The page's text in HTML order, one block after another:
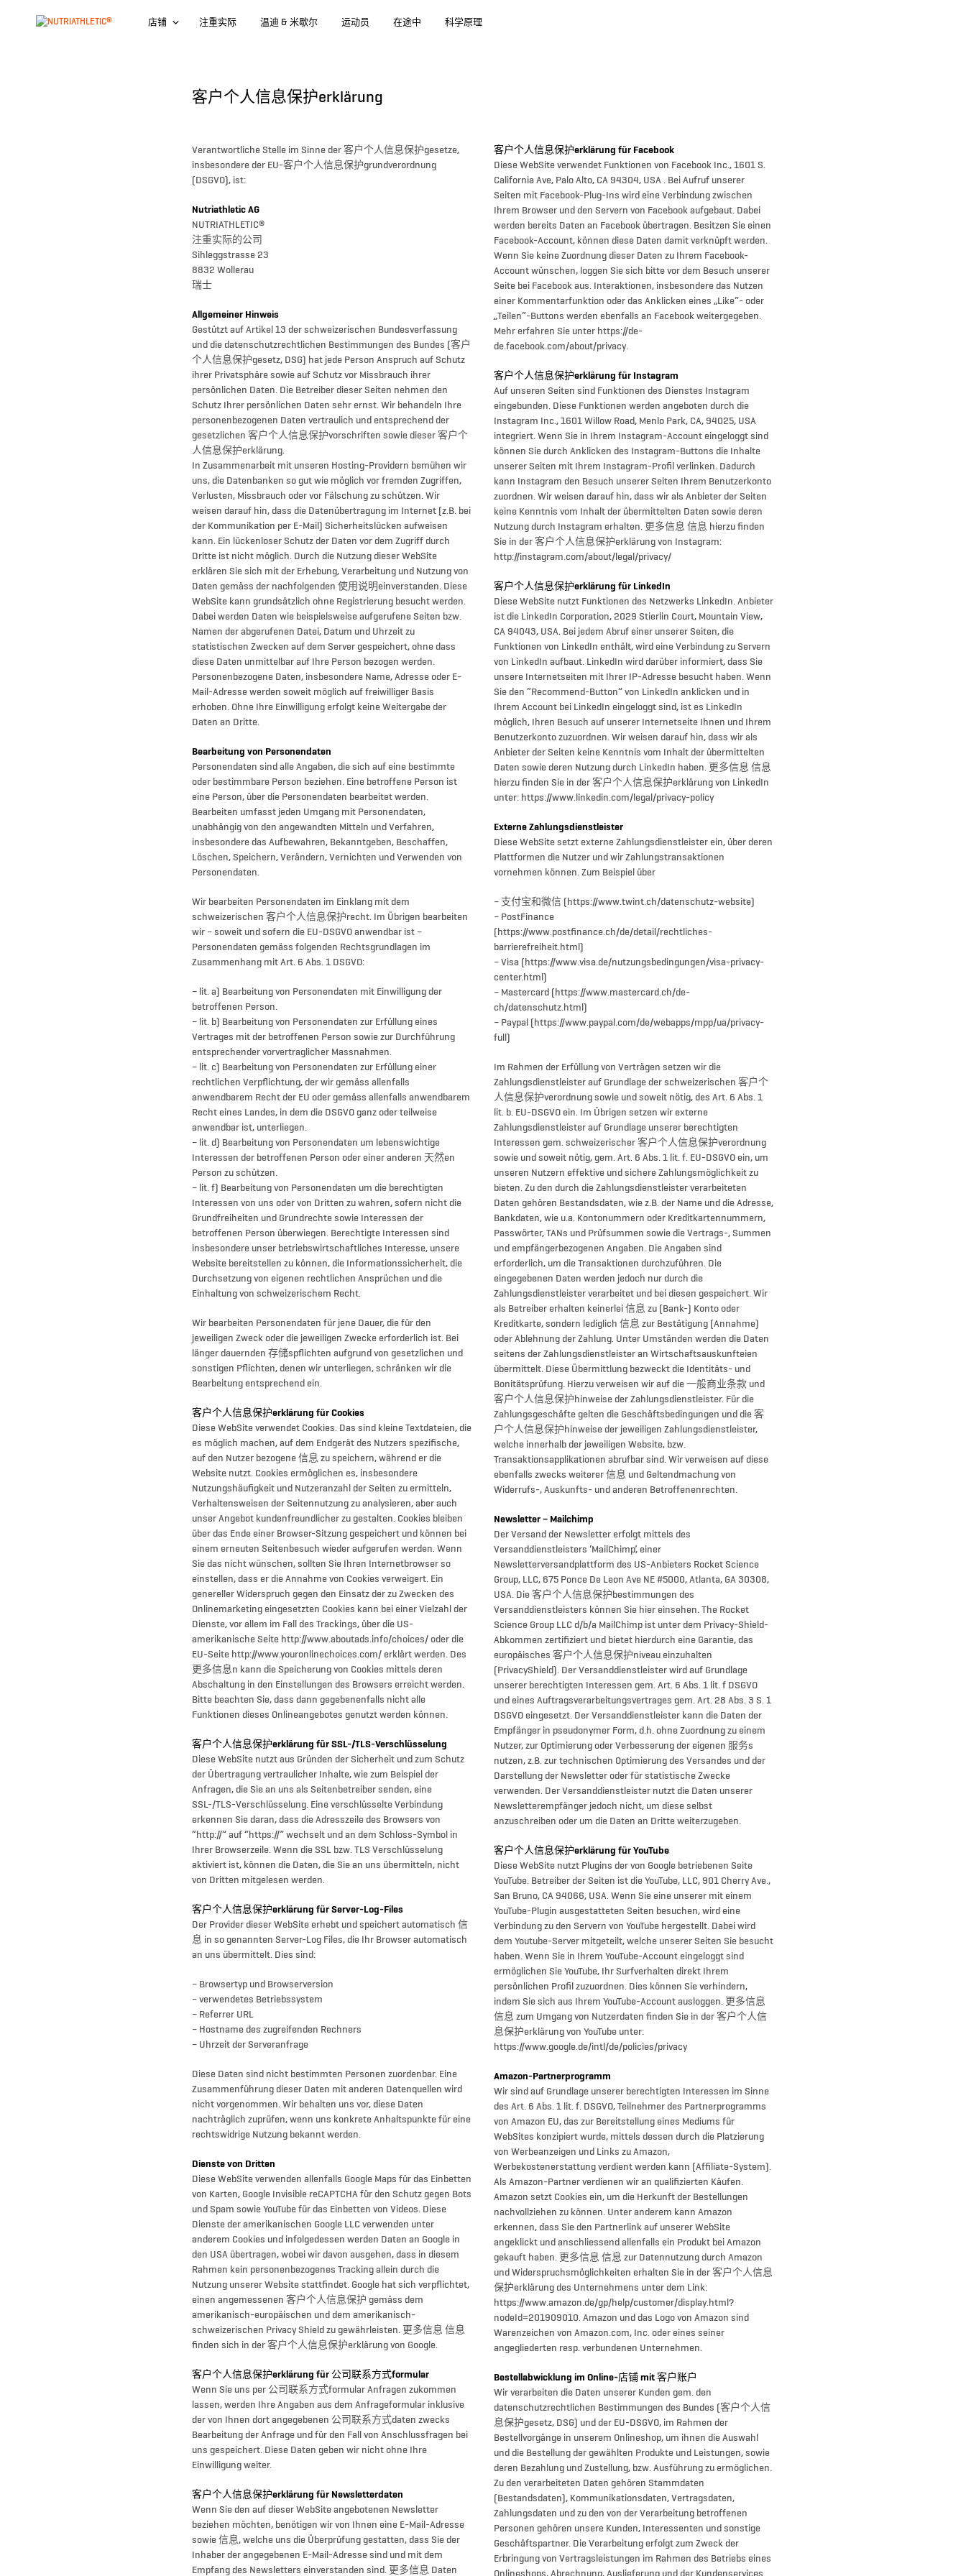
店铺 注重实际 温迪 & 米歇尔 运动员 在途中 科学原理
客户个人信息保护erklärung
Verantwortliche Stelle im Sinne der 客户个人信息保护gesetze,
insbesondere der EU-客户个人信息保护grundverordnung
(DSGVO), ist:
Nutriathletic AG
NUTRIATHLETIC®
注重实际的公司
Sihleggstrasse 23
8832 Wollerau
瑞士
Allgemeiner Hinweis
Gestützt auf Artikel 13 der schweizerischen Bundesverfassung
und die datenschutzrechtlichen Bestimmungen des Bundes (客户
个人信息保护gesetz, DSG) hat jede Person Anspruch auf Schutz
ihrer Privatsphäre sowie auf Schutz vor Missbrauch ihrer
persönlichen Daten. Die Betreiber dieser Seiten nehmen den
Schutz Ihrer persönlichen Daten sehr ernst. Wir behandeln Ihre
personenbezogenen Daten vertraulich und entsprechend der
gesetzlichen 客户个人信息保护vorschriften sowie dieser 客户个
人信息保护erklärung.
In Zusammenarbeit mit unseren Hosting-Providern bemühen wir
uns, die Datenbanken so gut wie möglich vor fremden Zugriffen,
Verlusten, Missbrauch oder vor Fälschung zu schützen. Wir
weisen darauf hin, dass die Datenübertragung im Internet (z.B. bei
der Kommunikation per E-Mail) Sicherheitslücken aufweisen
kann. Ein lückenloser Schutz der Daten vor dem Zugriff durch
Dritte ist nicht möglich. Durch die Nutzung dieser WebSite
erklären Sie sich mit der Erhebung, Verarbeitung und Nutzung von
Daten gemäss der nachfolgenden 使用说明einverstanden. Diese
WebSite kann grundsätzlich ohne Registrierung besucht werden.
Dabei werden Daten wie beispielsweise aufgerufene Seiten bzw.
Namen der abgerufenen Datei, Datum und Uhrzeit zu
statistischen Zwecken auf dem Server gespeichert, ohne dass
diese Daten unmittelbar auf Ihre Person bezogen werden.
Personenbezogene Daten, insbesondere Name, Adresse oder E-
Mail-Adresse werden soweit möglich auf freiwilliger Basis
erhoben. Ohne Ihre Einwilligung erfolgt keine Weitergabe der
Daten an Dritte.
Bearbeitung von Personendaten
Personendaten sind alle Angaben, die sich auf eine bestimmte
oder bestimmbare Person beziehen. Eine betroffene Person ist
eine Person, über die Personendaten bearbeitet werden.
Bearbeiten umfasst jeden Umgang mit Personendaten,
unabhängig von den angewandten Mitteln und Verfahren,
insbesondere das Aufbewahren, Bekanntgeben, Beschaffen,
Löschen, Speichern, Verändern, Vernichten und Verwenden von
Personendaten.
Wir bearbeiten Personendaten im Einklang mit dem
schweizerischen 客户个人信息保护recht. Im Übrigen bearbeiten
wir – soweit und sofern die EU-DSGVO anwendbar ist –
Personendaten gemäss folgenden Rechtsgrundlagen im
Zusammenhang mit Art. 6 Abs. 1 DSGVO:
– lit. a) Bearbeitung von Personendaten mit Einwilligung der
betroffenen Person.
– lit. b) Bearbeitung von Personendaten zur Erfüllung eines
Vertrages mit der betroffenen Person sowie zur Durchführung
entsprechender vorvertraglicher Massnahmen.
– lit. c) Bearbeitung von Personendaten zur Erfüllung einer
rechtlichen Verpflichtung, der wir gemäss allenfalls
anwendbarem Recht der EU oder gemäss allenfalls anwendbarem
Recht eines Landes, in dem die DSGVO ganz oder teilweise
anwendbar ist, unterliegen.
– lit. d) Bearbeitung von Personendaten um lebenswichtige
Interessen der betroffenen Person oder einer anderen 天然en
Person zu schützen.
– lit. f) Bearbeitung von Personendaten um die berechtigten
Interessen von uns oder von Dritten zu wahren, sofern nicht die
Grundfreiheiten und Grundrechte sowie Interessen der
betroffenen Person überwiegen. Berechtigte Interessen sind
insbesondere unser betriebswirtschaftliches Interesse, unsere
Website bereitstellen zu können, die Informationssicherheit, die
Durchsetzung von eigenen rechtlichen Ansprüchen und die
Einhaltung von schweizerischem Recht.
Wir bearbeiten Personendaten für jene Dauer, die für den
jeweiligen Zweck oder die jeweiligen Zwecke erforderlich ist. Bei
länger dauernden 存储spflichten aufgrund von gesetzlichen und
sonstigen Pflichten, denen wir unterliegen, schränken wir die
Bearbeitung entsprechend ein.
客户个人信息保护erklärung für Cookies
Diese WebSite verwendet Cookies. Das sind kleine Textdateien, die
es möglich machen, auf dem Endgerät des Nutzers spezifische,
auf den Nutzer bezogene 信息 zu speichern, während er die
Website nutzt. Cookies ermöglichen es, insbesondere
Nutzungshäufigkeit und Nutzeranzahl der Seiten zu ermitteln,
Verhaltensweisen der Seitennutzung zu analysieren, aber auch
unser Angebot kundenfreundlicher zu gestalten. Cookies bleiben
über das Ende einer Browser-Sitzung gespeichert und können bei
einem erneuten Seitenbesuch wieder aufgerufen werden. Wenn
Sie das nicht wünschen, sollten Sie Ihren Internetbrowser so
einstellen, dass er die Annahme von Cookies verweigert. Ein
genereller Widerspruch gegen den Einsatz der zu Zwecken des
Onlinemarketing eingesetzten Cookies kann bei einer Vielzahl der
Dienste, vor allem im Fall des Trackings, über die US-
amerikanische Seite http://www.aboutads.info/choices/ oder die
EU-Seite http://www.youronlinechoices.com/ erklärt werden. Des
更多信息n kann die Speicherung von Cookies mittels deren
Abschaltung in den Einstellungen des Browsers erreicht werden.
Bitte beachten Sie, dass dann gegebenenfalls nicht alle
Funktionen dieses Onlineangebotes genutzt werden können.
客户个人信息保护erklärung für SSL-/TLS-Verschlüsselung
Diese WebSite nutzt aus Gründen der Sicherheit und zum Schutz
der Übertragung vertraulicher Inhalte, wie zum Beispiel der
Anfragen, die Sie an uns als Seitenbetreiber senden, eine
SSL-/TLS-Verschlüsselung. Eine verschlüsselte Verbindung
erkennen Sie daran, dass die Adresszeile des Browsers von
“http://” auf “https://” wechselt und an dem Schloss-Symbol in
Ihrer Browserzeile. Wenn die SSL bzw. TLS Verschlüsselung
aktiviert ist, können die Daten, die Sie an uns übermitteln, nicht
von Dritten mitgelesen werden.
客户个人信息保护erklärung für Server-Log-Files
Der Provider dieser WebSite erhebt und speichert automatisch 信
息 in so genannten Server-Log Files, die Ihr Browser automatisch
an uns übermittelt. Dies sind:
– Browsertyp und Browserversion
– verwendetes Betriebssystem
– Referrer URL
– Hostname des zugreifenden Rechners
– Uhrzeit der Serveranfrage
Diese Daten sind nicht bestimmten Personen zuordenbar. Eine
Zusammenführung dieser Daten mit anderen Datenquellen wird
nicht vorgenommen. Wir behalten uns vor, diese Daten
nachträglich zuprüfen, wenn uns konkrete Anhaltspunkte für eine
rechtswidrige Nutzung bekannt werden.
Dienste von Dritten
Diese WebSite verwenden allenfalls Google Maps für das Einbetten
von Karten, Google Invisible reCAPTCHA für den Schutz gegen Bots
und Spam sowie YouTube für das Einbetten von Videos. Diese
Dienste der amerikanischen Google LLC verwenden unter
anderem Cookies und infolgedessen werden Daten an Google in
den USA übertragen, wobei wir davon ausgehen, dass in diesem
Rahmen kein personenbezogenes Tracking allein durch die
Nutzung unserer Website stattfindet. Google hat sich verpflichtet,
einen angemessenen 客户个人信息保护 gemäss dem
amerikanisch-europäischen und dem amerikanisch-
schweizerischen Privacy Shield zu gewährleisten. 更多信息 信息
finden sich in der 客户个人信息保护erklärung von Google.
客户个人信息保护erklärung für 公司联系方式formular
Wenn Sie uns per 公司联系方式formular Anfragen zukommen
lassen, werden Ihre Angaben aus dem Anfrageformular inklusive
der von Ihnen dort angegebenen 公司联系方式daten zwecks
Bearbeitung der Anfrage und für den Fall von Anschlussfragen bei
uns gespeichert. Diese Daten geben wir nicht ohne Ihre
Einwilligung weiter.
客户个人信息保护erklärung für Newsletterdaten
Wenn Sie den auf dieser WebSite angebotenen Newsletter
beziehen möchten, benötigen wir von Ihnen eine E-Mail-Adresse
sowie 信息, welche uns die Überprüfung gestatten, dass Sie der
Inhaber der angegebenen E-Mail-Adresse sind und mit dem
Empfang des Newsletters einverstanden sind. 更多信息 Daten
客户个人信息保护erklärung für Facebook
Diese WebSite verwendet Funktionen von Facebook Inc., 1601 S.
California Ave, Palo Alto, CA 94304, USA . Bei Aufruf unserer
Seiten mit Facebook-Plug-Ins wird eine Verbindung zwischen
Ihrem Browser und den Servern von Facebook aufgebaut. Dabei
werden bereits Daten an Facebook übertragen. Besitzen Sie einen
Facebook-Account, können diese Daten damit verknüpft werden.
Wenn Sie keine Zuordnung dieser Daten zu Ihrem Facebook-
Account wünschen, loggen Sie sich bitte vor dem Besuch unserer
Seite bei Facebook aus. Interaktionen, insbesondere das Nutzen
einer Kommentarfunktion oder das Anklicken eines „Like“- oder
„Teilen“-Buttons werden ebenfalls an Facebook weitergegeben.
Mehr erfahren Sie unter https://de-
de.facebook.com/about/privacy.
客户个人信息保护erklärung für Instagram
Auf unseren Seiten sind Funktionen des Dienstes Instagram
eingebunden. Diese Funktionen werden angeboten durch die
Instagram Inc., 1601 Willow Road, Menlo Park, CA, 94025, USA
integriert. Wenn Sie in Ihrem Instagram-Account eingeloggt sind
können Sie durch Anklicken des Instagram-Buttons die Inhalte
unserer Seiten mit Ihrem Instagram-Profil verlinken. Dadurch
kann Instagram den Besuch unserer Seiten Ihrem Benutzerkonto
zuordnen. Wir weisen darauf hin, dass wir als Anbieter der Seiten
keine Kenntnis vom Inhalt der übermittelten Daten sowie deren
Nutzung durch Instagram erhalten. 更多信息 信息 hierzu finden
Sie in der 客户个人信息保护erklärung von Instagram:
http://instagram.com/about/legal/privacy/
客户个人信息保护erklärung für LinkedIn
Diese WebSite nutzt Funktionen des Netzwerks LinkedIn. Anbieter
ist die LinkedIn Corporation, 2029 Stierlin Court, Mountain View,
CA 94043, USA. Bei jedem Abruf einer unserer Seiten, die
Funktionen von LinkedIn enthält, wird eine Verbindung zu Servern
von LinkedIn aufbaut. LinkedIn wird darüber informiert, dass Sie
unsere Internetseiten mit Ihrer IP-Adresse besucht haben. Wenn
Sie den “Recommend-Button” von LinkedIn anklicken und in
Ihrem Account bei LinkedIn eingeloggt sind, ist es LinkedIn
möglich, Ihren Besuch auf unserer Internetseite Ihnen und Ihrem
Benutzerkonto zuzuordnen. Wir weisen darauf hin, dass wir als
Anbieter der Seiten keine Kenntnis vom Inhalt der übermittelten
Daten sowie deren Nutzung durch LinkedIn haben. 更多信息 信息
hierzu finden Sie in der 客户个人信息保护erklärung von LinkedIn
unter: https://www.linkedin.com/legal/privacy-policy
Externe Zahlungsdienstleister
Diese WebSite setzt externe Zahlungsdienstleister ein, über deren
Plattformen die Nutzer und wir Zahlungstransaktionen
vornehmen können. Zum Beispiel über
– 支付宝和微信 (https://www.twint.ch/datenschutz-website)
– PostFinance
(https://www.postfinance.ch/de/detail/rechtliches-
barrierefreiheit.html)
– Visa (https://www.visa.de/nutzungsbedingungen/visa-privacy-
center.html)
– Mastercard (https://www.mastercard.ch/de-
ch/datenschutz.html)
– Paypal (https://www.paypal.com/de/webapps/mpp/ua/privacy-
full)
Im Rahmen der Erfüllung von Verträgen setzen wir die
Zahlungsdienstleister auf Grundlage der schweizerischen 客户个
人信息保护verordnung sowie und soweit nötig, des Art. 6 Abs. 1
lit. b. EU-DSGVO ein. Im Übrigen setzen wir externe
Zahlungsdienstleister auf Grundlage unserer berechtigten
Interessen gem. schweizerischer 客户个人信息保护verordnung
sowie und soweit nötig, gem. Art. 6 Abs. 1 lit. f. EU-DSGVO ein, um
unseren Nutzern effektive und sichere Zahlungsmöglichkeit zu
bieten. Zu den durch die Zahlungsdienstleister verarbeiteten
Daten gehören Bestandsdaten, wie z.B. der Name und die Adresse,
Bankdaten, wie u.a. Kontonummern oder Kreditkartennummern,
Passwörter, TANs und Prüfsummen sowie die Vertrags-, Summen
und empfängerbezogenen Angaben. Die Angaben sind
erforderlich, um die Transaktionen durchzuführen. Die
eingegebenen Daten werden jedoch nur durch die
Zahlungsdienstleister verarbeitet und bei diesen gespeichert. Wir
als Betreiber erhalten keinerlei 信息 zu (Bank-) Konto oder
Kreditkarte, sondern lediglich 信息 zur Bestätigung (Annahme)
oder Ablehnung der Zahlung. Unter Umständen werden die Daten
seitens der Zahlungsdienstleister an Wirtschaftsauskunfteien
übermittelt. Diese Übermittlung bezweckt die Identitäts- und
Bonitätsprüfung. Hierzu verweisen wir auf die 一般商业条款 und
客户个人信息保护hinweise der Zahlungsdienstleister. Für die
Zahlungsgeschäfte gelten die Geschäftsbedingungen und die 客
户个人信息保护hinweise der jeweiligen Zahlungsdienstleister,
welche innerhalb der jeweiligen Website, bzw.
Transaktionsapplikationen abrufbar sind. Wir verweisen auf diese
ebenfalls zwecks weiterer 信息 und Geltendmachung von
Widerrufs-, Auskunfts- und anderen Betroffenenrechten.
Newsletter – Mailchimp
Der Versand der Newsletter erfolgt mittels des
Versanddienstleisters ‘MailChimp’, einer
Newsletterversandplattform des US-Anbieters Rocket Science
Group, LLC, 675 Ponce De Leon Ave NE #5000, Atlanta, GA 30308,
USA. Die 客户个人信息保护bestimmungen des
Versanddienstleisters können Sie hier einsehen. The Rocket
Science Group LLC d/b/a MailChimp ist unter dem Privacy-Shield-
Abkommen zertifiziert und bietet hierdurch eine Garantie, das
europäisches 客户个人信息保护niveau einzuhalten
(PrivacyShield). Der Versanddienstleister wird auf Grundlage
unserer berechtigten Interessen gem. Art. 6 Abs. 1 lit. f DSGVO
und eines Auftragsverarbeitungsvertrages gem. Art. 28 Abs. 3 S. 1
DSGVO eingesetzt. Der Versanddienstleister kann die Daten der
Empfänger in pseudonymer Form, d.h. ohne Zuordnung zu einem
Nutzer, zur Optimierung oder Verbesserung der eigenen 服务s
nutzen, z.B. zur technischen Optimierung des Versandes und der
Darstellung der Newsletter oder für statistische Zwecke
verwenden. Der Versanddienstleister nutzt die Daten unserer
Newsletterempfänger jedoch nicht, um diese selbst
anzuschreiben oder um die Daten an Dritte weiterzugeben.
客户个人信息保护erklärung für YouTube
Diese WebSite nutzt Plugins der von Google betriebenen Seite
YouTube. Betreiber der Seiten ist die YouTube, LLC, 901 Cherry Ave.,
San Bruno, CA 94066, USA. Wenn Sie eine unserer mit einem
YouTube-Plugin ausgestatteten Seiten besuchen, wird eine
Verbindung zu den Servern von YouTube hergestellt. Dabei wird
dem Youtube-Server mitgeteilt, welche unserer Seiten Sie besucht
haben. Wenn Sie in Ihrem YouTube-Account eingeloggt sind
ermöglichen Sie YouTube, Ihr Surfverhalten direkt Ihrem
persönlichen Profil zuzuordnen. Dies können Sie verhindern,
indem Sie sich aus Ihrem YouTube-Account ausloggen. 更多信息
信息 zum Umgang von Nutzerdaten finden Sie in der 客户个人信
息保护erklärung von YouTube unter:
https://www.google.de/intl/de/policies/privacy
Amazon-Partnerprogramm
Wir sind auf Grundlage unserer berechtigten Interessen im Sinne
des Art. 6 Abs. 1 lit. f. DSGVO, Teilnehmer des Partnerprogramms
von Amazon EU, das zur Bereitstellung eines Mediums für
WebSites konzipiert wurde, mittels dessen durch die Platzierung
von Werbeanzeigen und Links zu Amazon,
Werbekostenerstattung verdient werden kann (Affiliate-System).
Als Amazon-Partner verdienen wir an qualifizierten Käufen.
Amazon setzt Cookies ein, um die Herkunft der Bestellungen
nachvollziehen zu können. Unter anderem kann Amazon
erkennen, dass Sie den Partnerlink auf unserer WebSite
angeklickt und anschliessend allenfalls ein Produkt bei Amazon
gekauft haben. 更多信息 信息 zur Datennutzung durch Amazon
und Widerspruchsmöglichkeiten erhalten Sie in der 客户个人信息
保护erklärung des Unternehmens unter dem Link:
https://www.amazon.de/gp/help/customer/display.html?
nodeId=201909010. Amazon und das Logo von Amazon sind
Warenzeichen von Amazon.com, Inc. oder eines seiner
angegliederten resp. verbundenen Unternehmen.
Bestellabwicklung im Online-店铺 mit 客户账户
Wir verarbeiten die Daten unserer Kunden gem. den
datenschutzrechtlichen Bestimmungen des Bundes (客户个人信
息保护gesetz, DSG) und der EU-DSGVO, im Rahmen der
Bestellvorgänge in unserem Onlineshop, um ihnen die Auswahl
und die Bestellung der gewählten Produkte und Leistungen, sowie
deren Bezahlung und Zustellung, bzw. Ausführung zu ermöglichen.
Zu den verarbeiteten Daten gehören Stammdaten
(Bestandsdaten), Kommunikationsdaten, Vertragsdaten,
Zahlungsdaten und zu den von der Verarbeitung betroffenen
Personen gehören unsere Kunden, Interessenten und sonstige
Geschäftspartner. Die Verarbeitung erfolgt zum Zweck der
Erbringung von Vertragsleistungen im Rahmen des Betriebs eines
Onlineshops, Abrechnung, Auslieferung und der Kundenservices.